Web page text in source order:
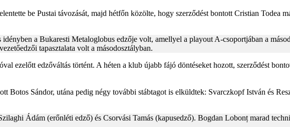
be Pustai távozását, majd hétfőn közölte, hogy szerződést bontott Cristian Todea
a Bukaresti Metaloglobus edzője volt, amellyel a playout A-csoportjában a
tapasztalata volt a másodosztályban.
ezelőtt edzőváltás történt. A héten a klub újabb fájó döntéseket hozott, szerződést
Botos Sándor, utána pedig négy további stábtagot is elküldtek: Svarczkopf István és
Ádám (erőnléti edző) és Csorvási Tamás (kapusedző). Bogdan Lobonț marad